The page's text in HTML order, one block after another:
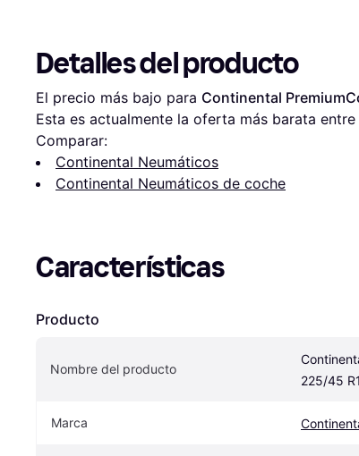
Detalles del producto
El precio más bajo para Continental
Esta es actualmente la oferta más barata entre
Comparar:
Continental Neumáticos
Continental Neumáticos de coche
Características
Producto
Nombre del producto
225/45
Marca